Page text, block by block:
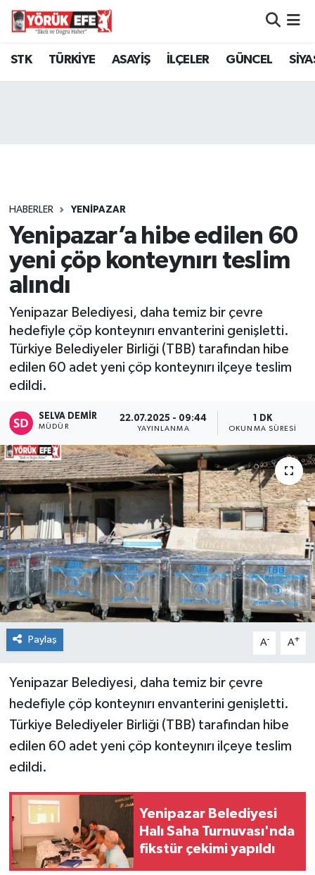
STK TÜRKİYE ASAYİŞ İLÇELER GÜNCEL
HABERLER YENİPAZAR
Yenipazar’a hibe edilen 60
yeni çöp konteynırı teslim
alındı
Yenipazar Belediyesi, daha temiz bir çevre
hedefiyle çöp konteynırı envanterini genişletti.
Türkiye Belediyeler Birliği (TBB) tarafından hibe
edilen 60 adet yeni çöp konteynırı ilçeye teslim
edildi.
SELVA DEMIR
MÜDÜR
22.07.2025 - 09:44
YAYINLANMA
1 DK
OKUNMA SÜRESI
Paylaş A- A+
Yenipazar Belediyesi, daha temiz bir çevre
hedefiyle çöp konteynırı envanterini genişletti.
Türkiye Belediyeler Birliği (TBB) tarafından hibe
edilen 60 adet yeni çöp konteynırı ilçeye teslim
edildi.
Yenipazar Belediyesi
Halı Saha Turnuvası'nda
fikstür çekimi yapıldı
Aydın Nöbetçi Eczaneler
Tüm Manşetler
Son Dakika Haberleri
Haber Arşivi